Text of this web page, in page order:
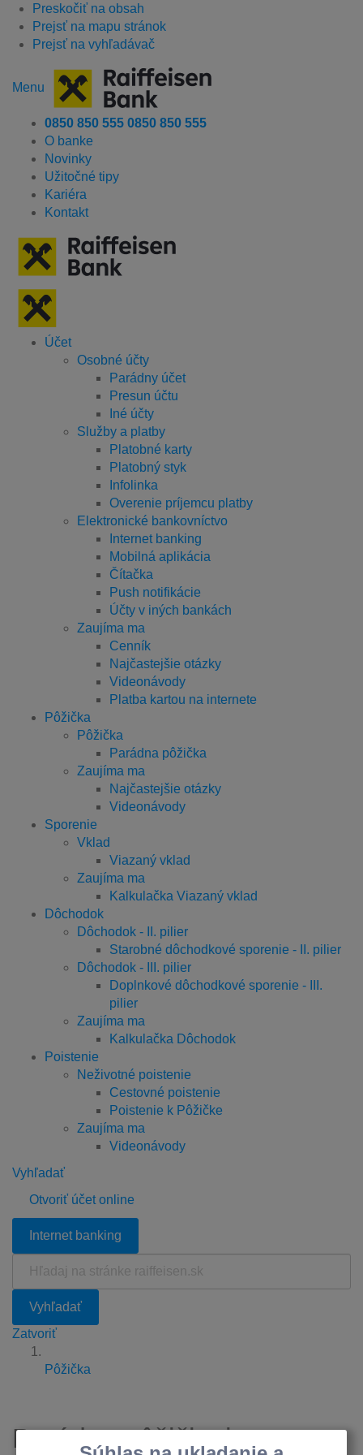
Preskočiť na obsah
Prejsť na mapu stránok
Prejsť na vyhľadávač
Menu
0850 850 555 0850 850 555
O banke
Novinky
Užitočné tipy
Kariéra
Kontakt
Účet
Osobné účty
Parádny účet
Presun účtu
Iné účty
Služby a platby
Platobné karty
Platobný styk
Infolinka
Overenie príjemcu platby
Elektronické bankovníctvo
Internet banking
Mobilná aplikácia
Čítačka
Push notifikácie
Účty v iných bankách
Zaujíma ma
Cenník
Najčastejšie otázky
Videonávody
Platba kartou na internete
Pôžička
Pôžička
Parádna pôžička
Zaujíma ma
Najčastejšie otázky
Videonávody
Sporenie
Vklad
Viazaný vklad
Zaujíma ma
Kalkulačka Viazaný vklad
Dôchodok
Dôchodok - II. pilier
Starobné dôchodkové sporenie - II. pilier
Dôchodok - III. pilier
Doplnkové dôchodkové sporenie - III.
pilier
Zaujíma ma
Kalkulačka Dôchodok
Poistenie
Neživotné poistenie
Cestovné poistenie
Poistenie k Pôžičke
Zaujíma ma
Videonávody
Vyhľadať
Otvoriť účet online
Internet banking
raiffeisen.sk
Vyhľadať
Zatvoriť
Pôžička
Parádna pôžička je teraz